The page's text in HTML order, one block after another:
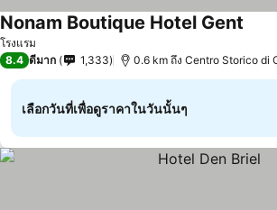
โรงแรม
Nonam Boutique Hotel Gent
8.4 ดีมาก 1,333 0.6 km ถึง Centro Storico di
เลือกวันที่เพื่อดูราคาในวันนั้นๆ